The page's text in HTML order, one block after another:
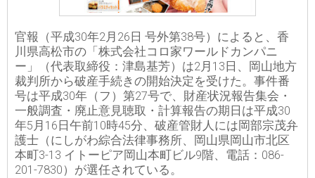
官報（平成30年2月26日 号外第38号）によると、香
川県高松市の「株式会社コロ家ワールドカンパニ
ー」（代表取締役：津島基芳）は2月13日、岡山地方
裁判所から破産手続きの開始決定を受けた。事件番
号は平成30年（フ）第27号で、財産状況報告集会・
一般調査・廃止意見聴取・計算報告の期日は平成30
年5月16日午前10時45分、破産管財人には岡部宗茂弁
護士（にしがわ綜合法律事務所、岡山県岡山市北区
本町3-13 イトーピア岡山本町ビル9階、電話：086-
201-7830）が選任されている。